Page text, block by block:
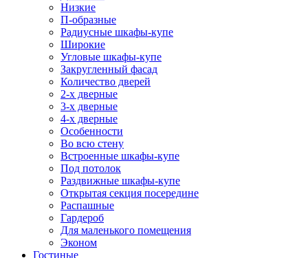
Низкие
П-образные
Радиусные шкафы-купе
Широкие
Угловые шкафы-купе
Закругленный фасад
Количество дверей
2-х дверные
3-х дверные
4-х дверные
Особенности
Во всю стену
Встроенные шкафы-купе
Под потолок
Раздвижные шкафы-купе
Открытая секция посередине
Распашные
Гардероб
Для маленького помещения
Эконом
Гостиные